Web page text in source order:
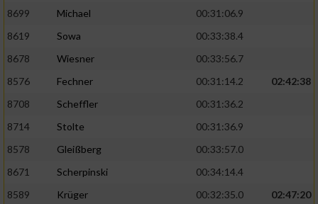
8699
Michael
00:31:06.9
8619
Sowa
00:33:38.4
8678
Wiesner
00:33:56.7
8576
Fechner 00:31:14.2
02:42:38
8708
Scheffler
00:31:36.2
8714
Stolte
00:31:36.9
8578
Gleißberg
00:33:57.0
8671
Scherpinski
00:34:14.4
8589
Krüger 00:32:35.0
02:47:20